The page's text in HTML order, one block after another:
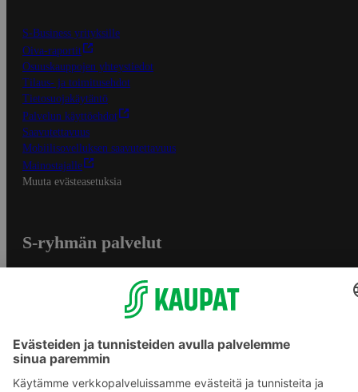
S-Business yrityksille
Oiva-raportit
Osuuskauppojen yhteystiedot
Tilaus- ja toimitusehdot
Tietosuojakäytäntö
Palvelun käyttöehdot
Saavutettavuus
Mobiilisovelluksen saavutettavuus
Mainostajalle
Muuta evästeasetuksia
S-ryhmän palvelut
S-ostoslista -sovellus
Prisma.fi
Sokos.fi